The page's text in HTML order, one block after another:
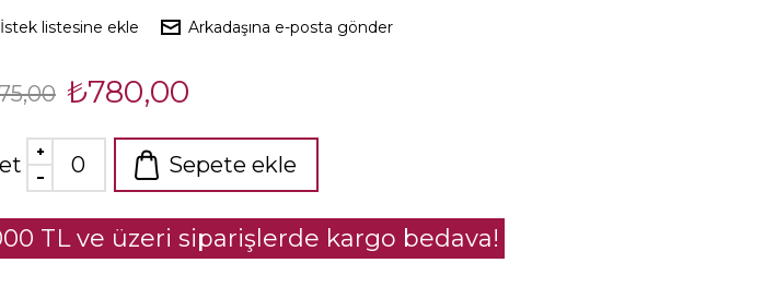
İstek listesine ekle Arkadaşına e-posta gönder
₺780,00
Sepete ekle
TL ve üzeri siparişlerde kargo bedava!